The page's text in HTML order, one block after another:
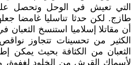
التي تعيش في الوحل وتحصل
طازج. لكن حدثا تناسليا غامضا
أن مقاتلا إسلاميا استنسخ
الكثير من تحسينات تتجاوز
الثعبان من الكثافة بحيث يمكن
لأسماك القرش من الخلود لغفوة،